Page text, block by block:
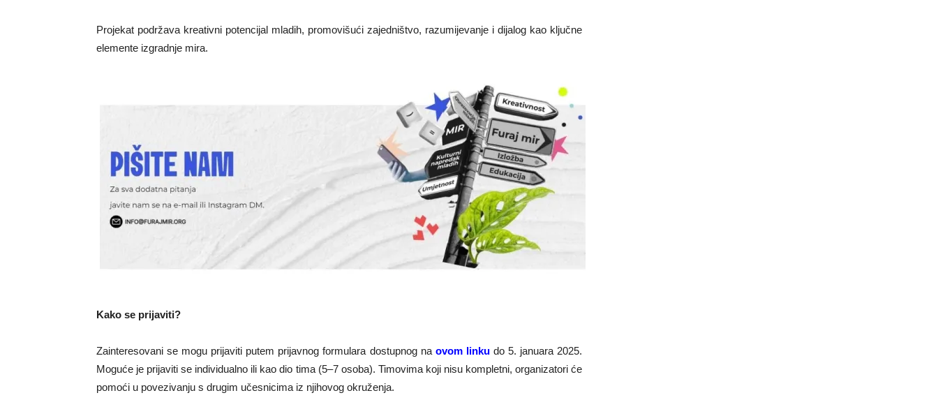
Projekat podržava kreativni potencijal mladih, promovišući zajedništvo, razumijevanje i dijalog kao ključne
elemente izgradnje mira.
Kako se prijaviti?
Zainteresovani se mogu prijaviti putem prijavnog formulara dostupnog na ovom linkudo 5. januara 2025.
Moguće je prijaviti se individualno ili kao dio tima (5–7 osoba). Timovima koji nisu kompletni, organizatori će
pomoći u povezivanju s drugim učesnicima iz njihovog okruženja.